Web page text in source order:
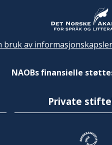
bruk av
NAOBs finansielle
Private